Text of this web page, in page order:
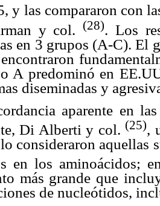
y las compararon con
y col.
(28). Los
en 3 grupos (A-C). El
A predominó en
diseminadas y
aparente en
Di Alberti y col. (25),
consideraron aquellas
en los aminoácidos;
más grande que
de nucleótidos,